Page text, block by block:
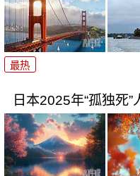
最热
日本2025年“孤独死”